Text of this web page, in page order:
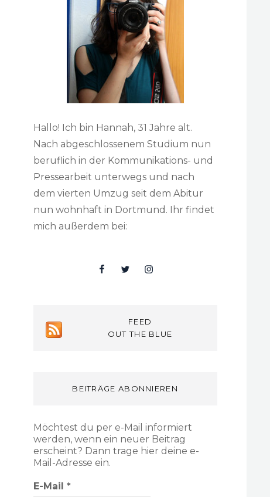
Hallo! Ich bin Hannah, 31 Jahre alt.
Nach abgeschlossenem Studium nun
beruflich in der Kommunikations- und
Pressearbeit unterwegs und nach
dem vierten Umzug seit dem Abitur
nun wohnhaft in Dortmund. Ihr findet
mich außerdem bei:
FacebookTwitterInsta
FEED
OUT THE BLUE
BEITRÄGE ABONNIEREN
Möchtest du per e-Mail informiert
werden, wenn ein neuer Beitrag
erscheint? Dann trage hier deine e-
Mail-Adresse ein.
E-Mail *